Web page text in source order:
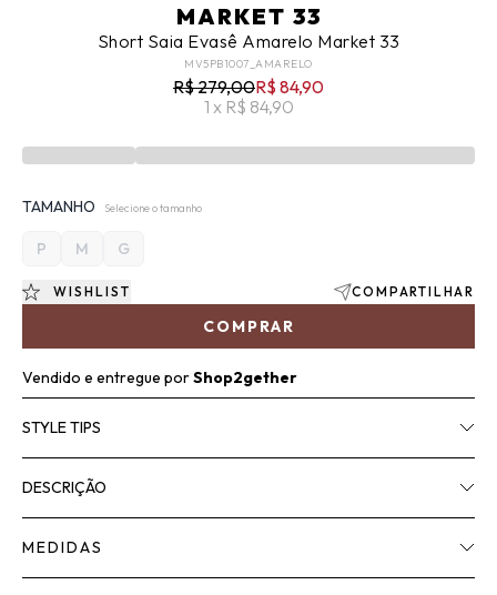
MARKET 33
Short Saia Evasê Amarelo Market 33
MV5PB1007_AMARELO
R$ 279,00R$ 84,90
1 x R$ 84,90
TAMANHO Selecione o tamanho
P M G
COMPRAR
WISHLIST COMPARTILHAR
Vendido e entregue porShop2gether
STYLE TIPS
DESCRIÇÃO
MEDIDAS